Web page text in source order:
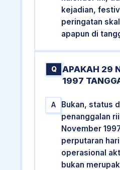
kejadian,
peringatan
apapun di
Q
APAKAH 29
1997
A
Bukan, status
penanggalan
November
perputaran
operasional
bukan